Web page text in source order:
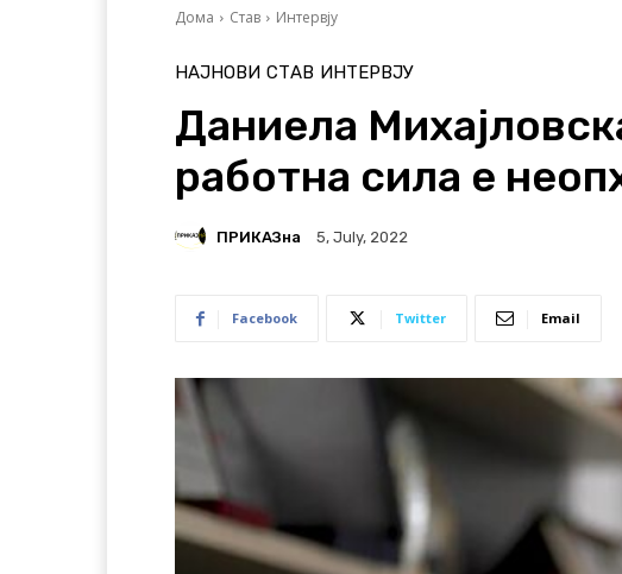
Дома Став Интервју
НАЈНОВИ СТАВ ИНТЕРВЈУ
Даниела
работна сила е
ПРИКАЗна 5, July, 2022
Facebook Twitter Email